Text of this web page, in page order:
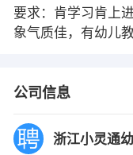
要求：肯学习肯上
象气质佳，有幼儿
公司信息
浙江小灵通